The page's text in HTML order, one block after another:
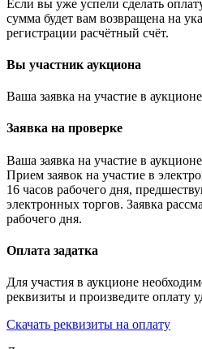
Если вы уже успели сделать
сумма будет вам возвращена на
регистрации расчётный счёт.
Вы участник аукциона
Ваша заявка на участие в
Заявка на проверке
Ваша заявка на участие в
Прием заявок на участие в
16 часов рабочего дня,
электронных торгов. Заявка
рабочего дня.
Оплата задатка
Для участия в аукционе
реквизиты и произведите оплату
Скачать реквизиты на оплату